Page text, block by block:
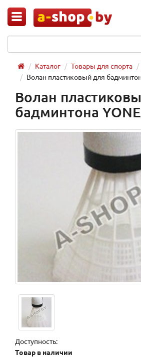
Каталог Товары для спорта
Волан пластиковый для
Волан
бадминтона
Доступность:
Товар в наличии